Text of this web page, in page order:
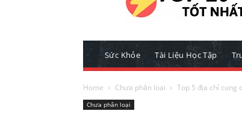
Sức Khỏe Tài Liệu Học Tập
Home Chưa phân loại Top 5 địa chỉ cung
Chưa phân loại